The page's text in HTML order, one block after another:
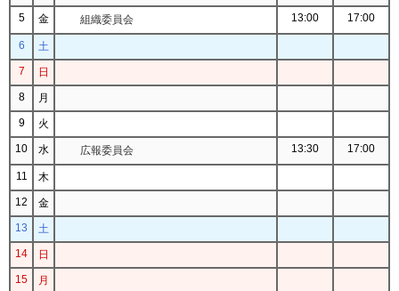
5
金 組織委員会 13:00 17:00
6
土
7
日
8
月
9
火
10
水 広報委員会 13:30 17:00
11
木
12
金
13
土
14
日
15
月